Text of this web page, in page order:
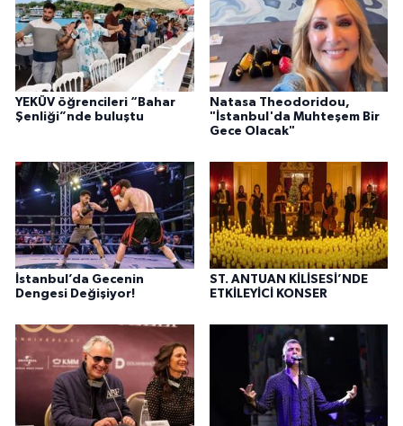
YEKÜV öğrencileri “Bahar
Şenliği”nde buluştu
Natasa Theodoridou,
"İstanbul'da Muhteşem Bir
Gece Olacak"
İstanbul’da Gecenin
Dengesi Değişiyor!
ST. ANTUAN KİLİSESİ’NDE
ETKİLEYİCİ KONSER